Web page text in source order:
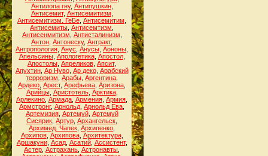
Антилопа гну, Антипушкин,
Антисемит, Антисемитизм
Антисемитизм. ГеБе Антисемитим
Антисемиты Антисемтизм
Антисенмитизм Антисталинизм
Антон Антонеску, Антракт,
Антропология Анус Анусы Аононы
Апельсины, Апологетика, Апостол,
Апостолы Апреликов Апсит,
Апухтин, Ар Нуво, Ар деко, Арабский
терроризм Арабы Аргентина
Ардеко Арест, Арефьева Аризона
Арийцы, Аристотель, Арктика,
Арлекино Армада Армения Армия
Армстронг, Арнольд Арнольд Ева
Артемизия, Артемуй, Артемуй
Сисярик Артур Архангельск
Архимед. Чапек Архипенко
Архипов, Архипова, Архитектура,
Аршакуни, Асад, Асатий, Ассистент,
Астер Астрахань Астронавты